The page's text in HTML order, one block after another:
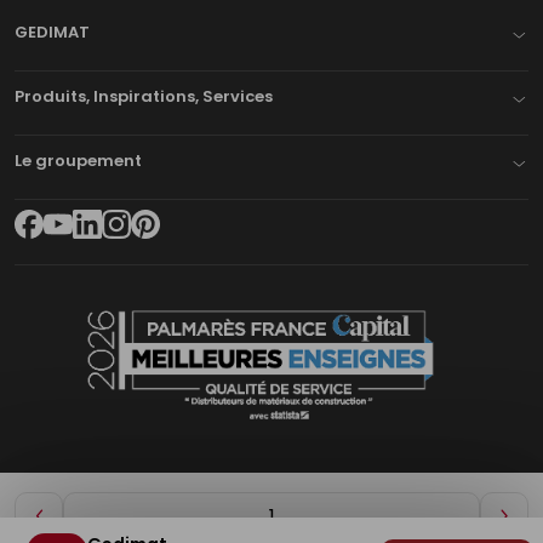
Diminuer
GEDIMAT
Produits, Inspirations, Services
Le groupement